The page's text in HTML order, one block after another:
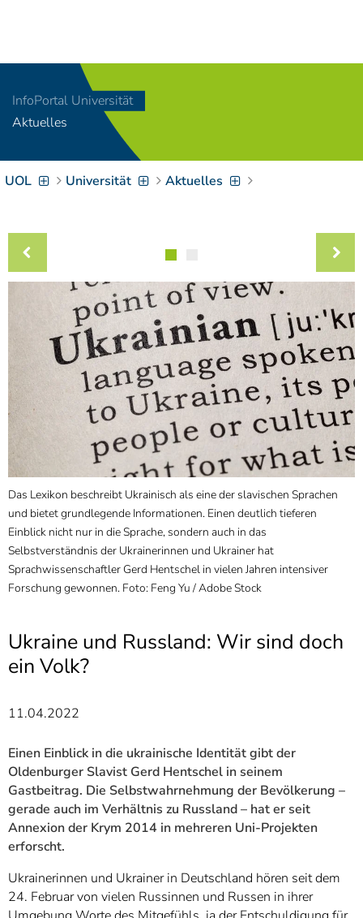
[Access-Key 8
Zum Inhalt springen
Zur Suche springen
[Access-Key 4]
Zur Hauptnavigation
Zielgruppennavigation
]
Zur
Brotkrumennavigation
springen[ Access-Key
7]
Informationen zur
Barrierefreiheit
InfoPortal Universität
Aktuelles
UOL Universität Aktuelles
Das Lexikon beschreibt Ukrainisch als eine der slavischen Sprachen
und bietet grundlegende Informationen. Einen deutlich tieferen
Einblick nicht nur in die Sprache, sondern auch in das
Selbstverständnis der Ukrainerinnen und Ukrainer hat
Sprachwissenschaftler Gerd Hentschel in vielen Jahren intensiver
Forschung gewonnen. Foto: Feng Yu / Adobe Stock
Ukraine und Russland: Wir sind doch
ein Volk?
11.04.2022
Einen Einblick in die ukrainische Identität gibt der
Oldenburger Slavist Gerd Hentschel in seinem
Gastbeitrag. Die Selbstwahrnehmung der Bevölkerung –
gerade auch im Verhältnis zu Russland – hat er seit
Annexion der Krym 2014 in mehreren Uni-Projekten
erforscht.
Ukrainerinnen und Ukrainer in Deutschland hören seit dem
24. Februar von vielen Russinnen und Russen in ihrer